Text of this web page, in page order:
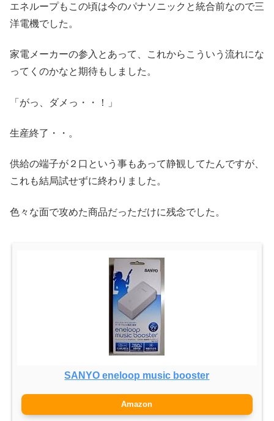
エネループもこの頃は今のパナソニックと統合前なので三
洋電機でした。
家電メーカーの参入とあって、これからこういう流れにな
ってくのかなと期待もしました。
「がっ、ダメっ・・！」
生産終了・・。
供給の端子が２口という事もあって静観してたんですが、
これも結局試せずに終わりました。
色々な面で攻めた商品だっただけに残念でした。
SANYO eneloop music booster
Amazon